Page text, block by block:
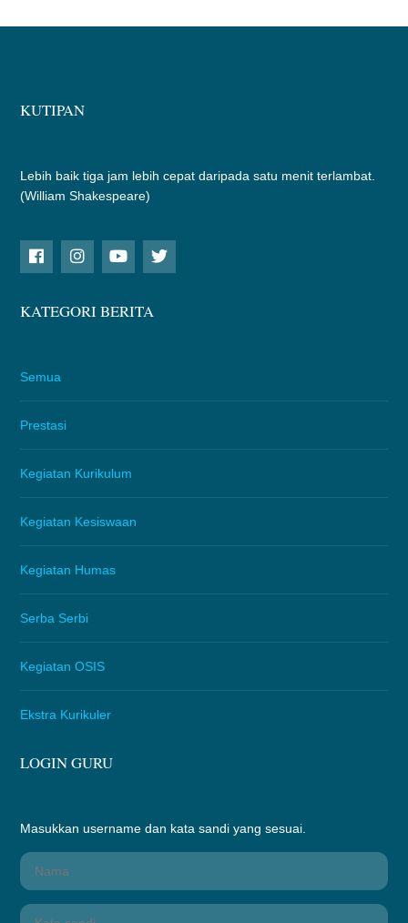
KUTIPAN
Lebih baik tiga jam lebih cepat daripada satu menit terlambat.
(William Shakespeare)
KATEGORI BERITA
Semua
Prestasi
Kegiatan Kurikulum
Kegiatan Kesiswaan
Kegiatan Humas
Serba Serbi
Kegiatan OSIS
Ekstra Kurikuler
LOGIN GURU
Masukkan username dan kata sandi yang sesuai.